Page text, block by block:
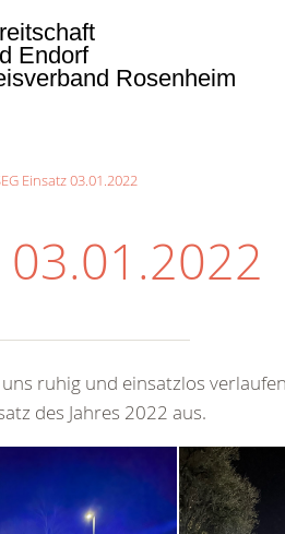
Endorf
Rosenheim
Einsatz 03.01.2022
03.01.2022
ruhig und einsatzlos
des Jahres 2022 aus.